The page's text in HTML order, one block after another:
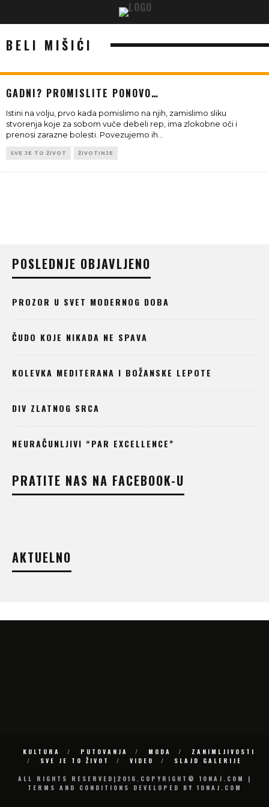
BELI MIŠIĆI
GADNI? PROMISLITE PONOVO…
Istini na volju, prvo kada pomislimo na njih, zamislimo sliku
stvorenja koje za sobom vuče debeli rep, ima zlokobne oči i
prenosi zarazne bolesti. Povezujemo ih...
SVE JE TO ŽIVOT ŽIVOTINJE
POSLEDNJE OBJAVLJENO
PROZOR U SVET MODERNOG DOBA
ČUDO KOJE NIKADA NE SPAVA
KOLEVKA MEDITERANA I BOŽANSKE LEPOTE
DIV ZLATNOG SRCA
NEURAČUNLJIVI “PAR EXCELLENCE”
PRATITE NAS NA FACEBOOK-U
AKTUELNO
KULTURA PUTOVANJA MODA
ZANIMLJIVOSTI
SVE JE TO ŽIVOT
VIDEO
SLAJD GALERIJE
ALL RIGHTS RESERVED|2016.COPYRIGHT© 10NAJ.COM |
TERMS AND CONDITIONS DEVELOPED BY 10NAJ.COM